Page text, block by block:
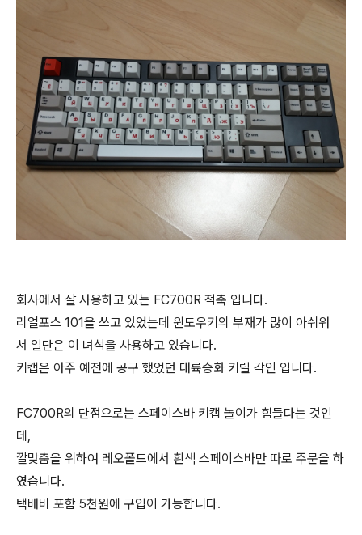
회사에서 잘 사용하고 있는 FC700R 적축 입니다.
리얼포스 101을 쓰고 있었는데 윈도우키의 부재가 많이 아쉬워
서 일단은 이 녀석을 사용하고 있습니다.
키캡은 아주 예전에 공구 했었던 대륙승화 키릴 각인 입니다.
FC700R의 단점으로는 스페이스바 키캡 놀이가 힘들다는 것인
데,
깔맞춤을 위하여 레오폴드에서 흰색 스페이스바만 따로 주문을 하
였습니다.
택배비 포함 5천원에 구입이 가능합니다.